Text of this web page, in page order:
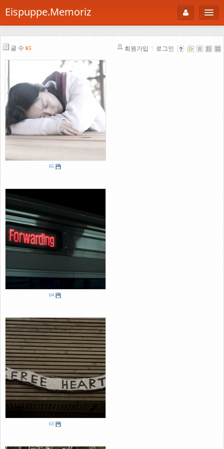
Eispuppe.Memoriz
About
AboutTori
Gallery
Snaps
Portfolio
공부방
Footprint
Link
글 수 65 회원가입 로그인
65
64
63